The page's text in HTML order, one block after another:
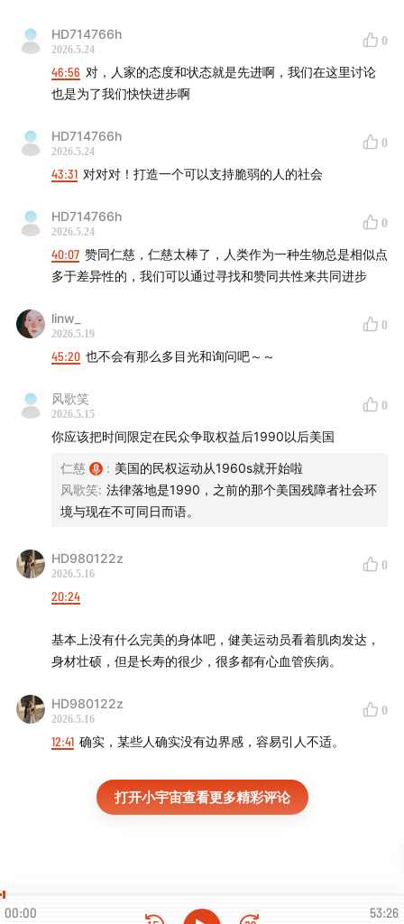
家
Renci: Prosthetic user, disability studies researcher,
Kong Ming: Blind, guide dog user, musician
philosopher doing fieldwork through chronic illness
【支持我们 Please Support Us】
如果喜欢这期节目并愿意支持我们：
海外用户：patreon.com/disabledtalks
商务合作邮箱：disabled.talks.pod@gmail.com
If you like our show and want to support us, please
consider the following:
Those Abroad: patreon.com/disabledtalks
Business Inquiries Email:
disabled.talks.pod@gmail.com
HD714766h
2026.5.24
0
46:56 对，人家的态度和状态就是先进啊，我们在这里讨论
也是为了我们快快进步啊
HD714766h
2026.5.24
0
43:31 对对对！打造一个可以支持脆弱的人的社会
HD714766h
2026.5.24
0
40:07 赞同仁慈，仁慈太棒了，人类作为一种生物总是相似点
多于差异性的，我们可以通过寻找和赞同共性来共同进步
linw_
2026.5.19
0
45:20 也不会有那么多目光和询问吧～～
风歌笑
2026.5.15
0
你应该把时间限定在民众争取权益后1990以后美国
仁慈 : 美国的民权运动从1960s就开始啦
风歌笑: 法律落地是1990，之前的那个美国残障者社会环
境与现在不可同日而语。
HD980122z
2026.5.16
0
20:24
基本上没有什么完美的身体吧，健美运动员看着肌肉发达，
身材壮硕，但是长寿的很少，很多都有心血管疾病。
HD980122z
2026.5.16
0
12:41 确实，某些人确实没有边界感，容易引人不适。
打开小宇宙查看更多精彩评论
00:00 53:26